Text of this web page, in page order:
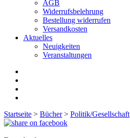
AGB
Widerrufsbelehrung
Bestellung widerrufen
Versandkosten
Aktuelles
Neuigkeiten
Veranstaltungen
Startseite > Bücher> Politik/Gesellschaft